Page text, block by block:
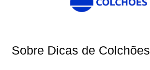
Sobre Dicas de Colchões